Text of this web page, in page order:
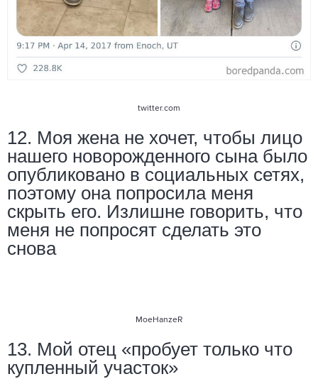
twitter.com
12. Моя жена не хочет, чтобы лицо
нашего новорожденного сына было
опубликовано в социальных сетях,
поэтому она попросила меня
скрыть его. Излишне говорить, что
меня не попросят сделать это
снова
MoeHanzeR
13. Мой отец «пробует только что
купленный участок»